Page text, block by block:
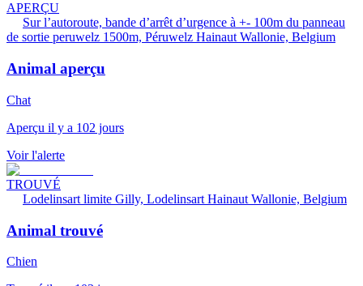
APERÇU
Sur l’autoroute, bande d’arrêt d’urgence à +- 100m du panneau
de sortie peruwelz 1500m, Péruwelz Hainaut Wallonie, Belgium
Animal aperçu
Chat
Aperçu il y a 102 jours
Voir l'alerte
TROUVÉ
Lodelinsart limite Gilly, Lodelinsart Hainaut Wallonie, Belgium
Animal trouvé
Chien